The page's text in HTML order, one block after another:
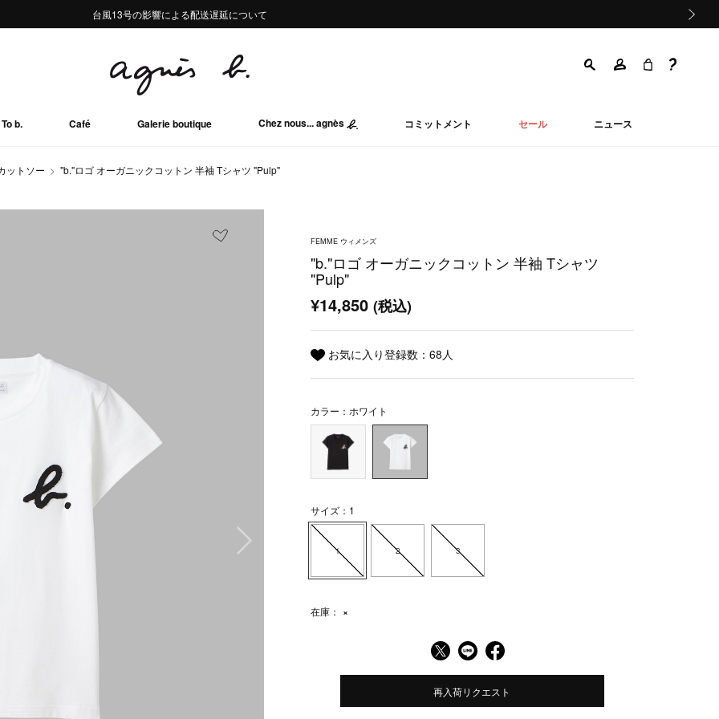
熊本地域地震の影響による配送遅延について
Summer Sale 2buy10%OFF!!
台風13号の影響による配送遅延について
熊本地域地震の影響による配送遅延について
Summer Sale 2buy10%OFF!!
To b. Café Galerie boutique Chez nous... agnès コミットメント セール ニュース
ットソー "b."ロゴ オーガニックコットン 半袖 Tシャツ "Pulp"
FEMME ウィメンズ
"b."ロゴ オーガニックコットン 半袖 Tシャツ
"Pulp"
¥14,850(税込)
お気に入り登録数：68人
カラー：ホワイト
サイズ：1
1 2 3
在庫： ×
再入荷リクエスト